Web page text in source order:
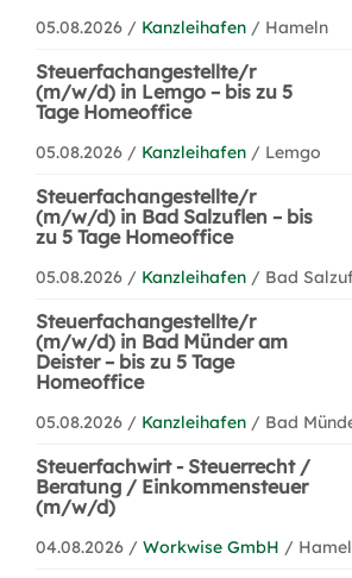
05.08.2026 / Kanzleihafen / Hameln
Steuerfachangestellte/r
(m/w/d) in Lemgo – bis zu 5
Tage Homeoffice
05.08.2026 / Kanzleihafen / Lemgo
Steuerfachangestellte/r
(m/w/d) in Bad Salzuflen – bis
zu 5 Tage Homeoffice
05.08.2026 / Kanzleihafen / Bad
Steuerfachangestellte/r
(m/w/d) in Bad Münder am
Deister – bis zu 5 Tage
Homeoffice
05.08.2026 / Kanzleihafen / Bad
Steuerfachwirt - Steuerrecht /
Beratung / Einkommensteuer
(m/w/d)
04.08.2026 / Workwise GmbH /